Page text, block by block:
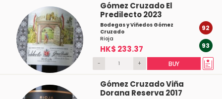
Gómez Cruzado El
Predilecto 2023
Bodegas y Viñedos Gómez
Cruzado
Rioja
HK$ 233.37
92
93
- + BUY
Gómez Cruzado Viña
Dorana Reserva 2017